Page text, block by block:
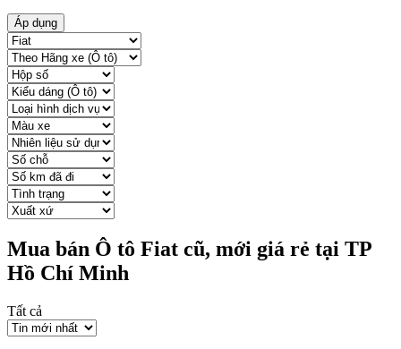
Áp dụng
Mua bán Ô tô Fiat cũ, mới giá rẻ tại TP
Hồ Chí Minh
Tất cả